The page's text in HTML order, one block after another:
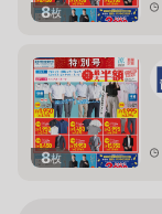
8枚
8枚